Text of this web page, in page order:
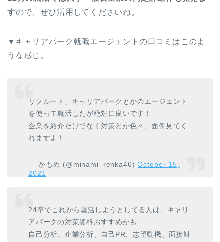
すので、ぜひ活用してくださいね。
▼キャリアパーク就職エージェントの口コミはこのよ
うな感じ。
リクルート、キャリアパークとかのエージェント
を使って就活したが絶対に良いです！
企業を紹介だけでなく対策とか色々、面倒見てく
れますよ！
— かもめ (@minami_renka46)October 15,
2021
24卒でこれから就活しようとしてる人は、キャリ
アパークの対策資料おすすめかも
自己分析、企業分析、自己PR、志望動機、面接対